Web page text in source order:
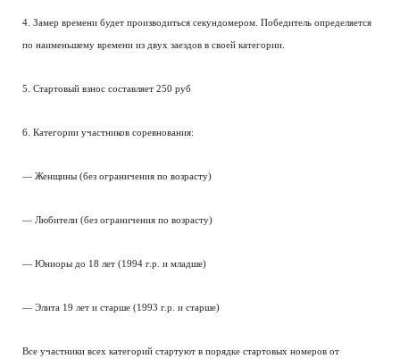
4. Замер времени будет производиться секундомером. Победитель определяется
по наименьшему времени из двух заездов в своей категории.
5. Стартовый взнос составляет 250 руб
6. Категории участников соревнования:
— Женщины (без ограничения по возрасту)
— Любители (без ограничения по возрасту)
— Юниоры до 18 лет (1994 г.р. и младше)
— Элита 19 лет и старше (1993 г.р. и старше)
Все участники всех категорий стартуют в порядке стартовых номеров от